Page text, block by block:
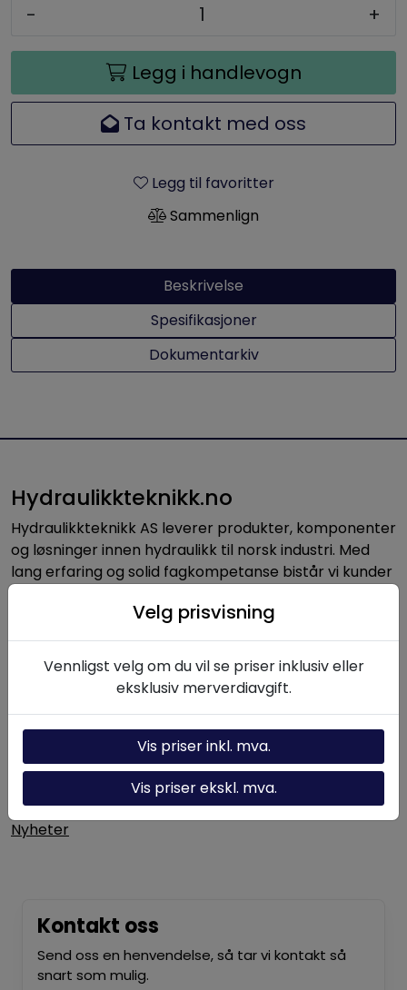
- +
Legg i handlevogn
Ta kontakt med oss
Legg til favoritter
Sammenlign
Beskrivelse
Spesifikasjoner
Dokumentarkiv
Hydraulikkteknikk.no
Hydraulikkteknikk AS leverer produkter, komponenter
og løsninger innen hydraulikk til norsk industri. Med
lang erfaring og solid fagkompetanse bistår vi kunder
hydrauliske systemer.
Nyttige linker
Hydraulikk-kalkulator
Om oss
Nyheter
Kontakt oss
Send oss en henvendelse, så tar vi kontakt så
snart som mulig.
Velg prisvisning
Vennligst velg om du vil se priser inklusiv eller
eksklusiv merverdiavgift.
Vis priser inkl. mva.
Vis priser ekskl. mva.